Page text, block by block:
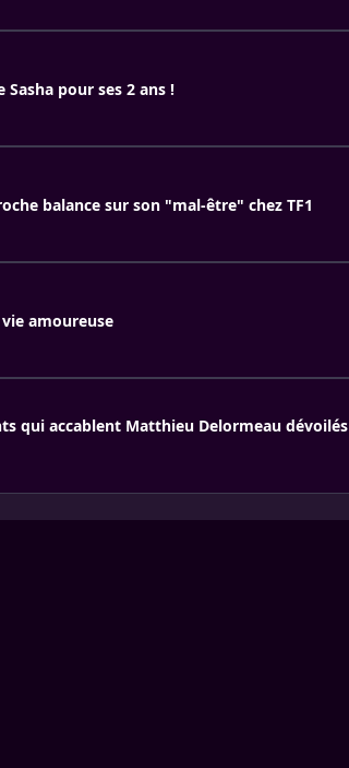
pour ses 2 ans !
balance sur son "mal-être" chez TF1
amoureuse
qui accablent Matthieu Delormeau dévoilés